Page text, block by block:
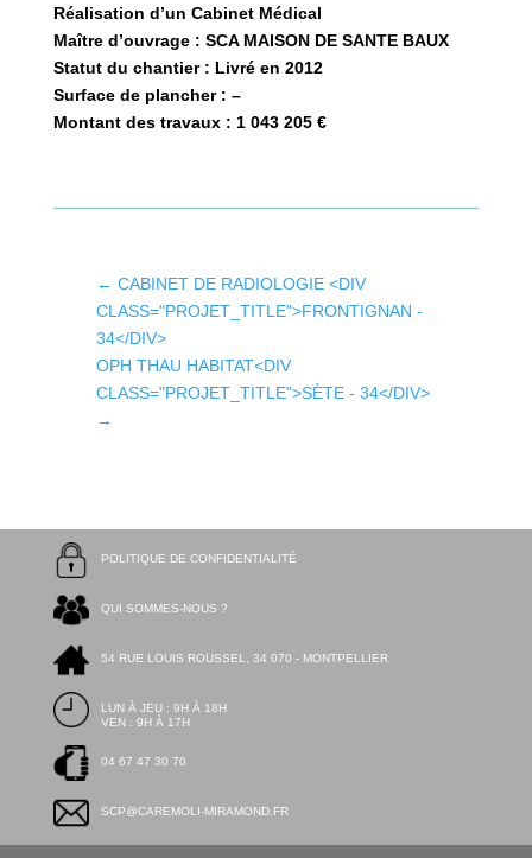
Réalisation d’un Cabinet Médical
Maître d’ouvrage : SCA MAISON DE SANTE BAUX
Statut du chantier : Livré en 2012
Surface de plancher : –
Montant des travaux : 1 043 205 €
← CABINET DE RADIOLOGIE <DIV
CLASS="PROJET_TITLE">FRONTIGNAN -
34</DIV>
OPH THAU HABITAT<DIV
CLASS="PROJET_TITLE">SÈTE - 34</DIV>
→
POLITIQUE DE CONFIDENTIALITÉ
QUI SOMMES-NOUS ?
54 RUE LOUIS ROUSSEL, 34 070 - MONTPELLIER
LUN À JEU : 9H À 18H
VEN : 9H À 17H
04 67 47 30 70
SCP@CAREMOLI-MIRAMOND.FR